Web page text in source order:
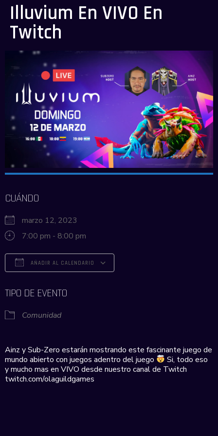
Illuvium En VIVO En
Twitch
CUÁNDO
marzo 12, 2023
7:00 pm - 8:00 pm
AÑADIR AL CALENDARIO
TIPO DE EVENTO
Comunidad
Ainz y Sub-Zero estarán mostrando este fascinante juego de
mundo abierto con juegos adentro del juego
Si, todo eso
y mucho mas en VIVO desde nuestro canal de Twitch
twitch.com/olaguildgames